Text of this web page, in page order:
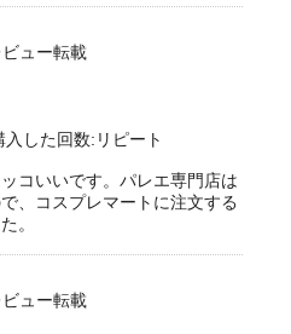
ュー転載
した回数:リピート
コいいです。パレエ専門店は
、コスプレマートに注文する
。
ュー転載